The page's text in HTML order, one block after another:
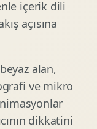
içerik dili
açısına
alan,
ve mikro
dikkatini